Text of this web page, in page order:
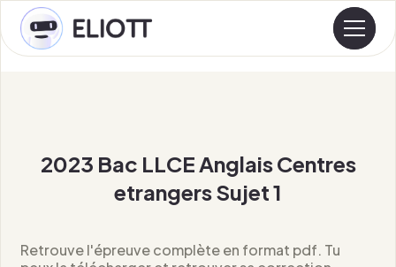
2023 Bac LLCE Anglais Centres
etrangers Sujet 1
Retrouve l'épreuve complète en format pdf. Tu